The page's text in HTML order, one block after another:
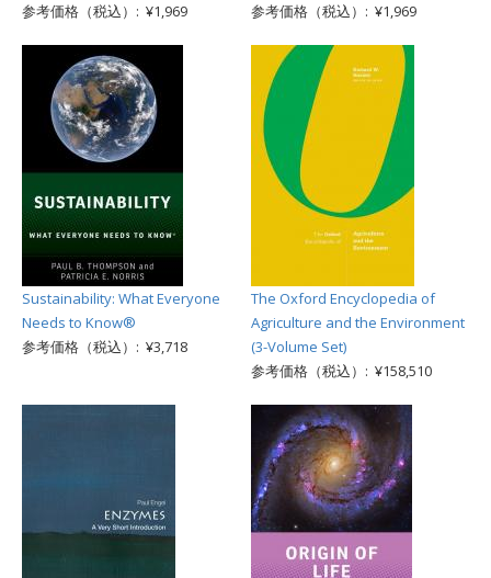
参考価格（税込）: ¥1,969
参考価格（税込）: ¥1,969
Sustainability: What Everyone
Needs to Know®
参考価格（税込）: ¥3,718
The Oxford Encyclopedia of
Agriculture and the Environment
(3-Volume Set)
参考価格（税込）: ¥158,510